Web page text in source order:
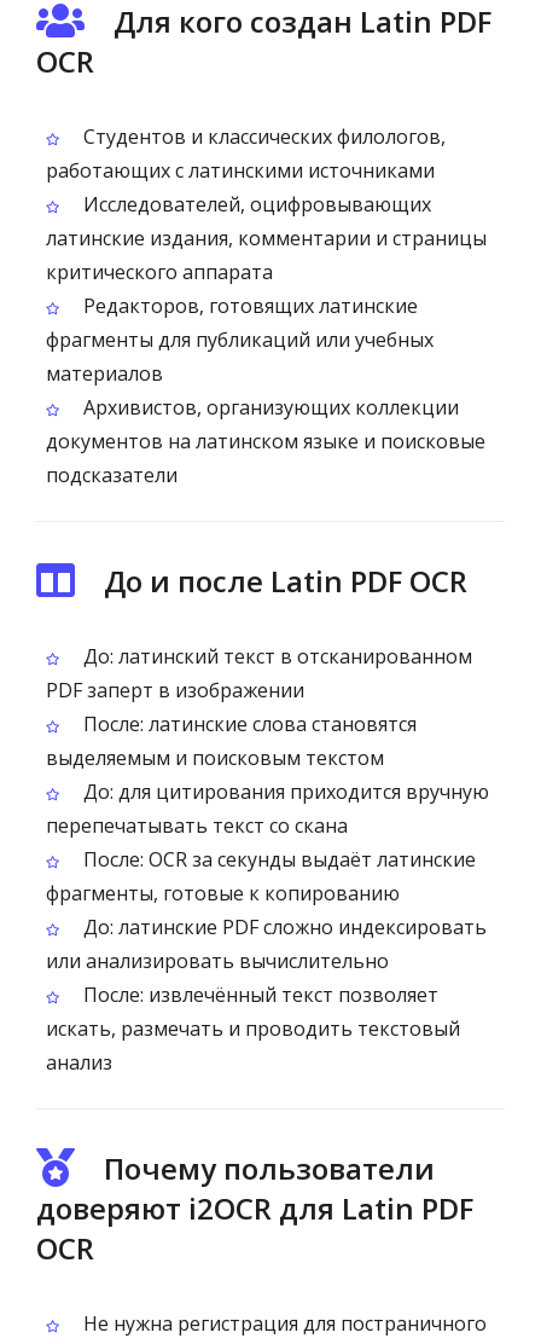
Для кого создан Latin PDF
OCR
Студентов и классических филологов,
работающих с латинскими источниками
Исследователей, оцифровывающих
латинские издания, комментарии и страницы
критического аппарата
Редакторов, готовящих латинские
фрагменты для публикаций или учебных
материалов
Архивистов, организующих коллекции
документов на латинском языке и поисковые
подсказатели
До и после Latin PDF OCR
До: латинский текст в отсканированном
PDF заперт в изображении
После: латинские слова становятся
выделяемым и поисковым текстом
До: для цитирования приходится вручную
перепечатывать текст со скана
После: OCR за секунды выдаёт латинские
фрагменты, готовые к копированию
До: латинские PDF сложно индексировать
или анализировать вычислительно
После: извлечённый текст позволяет
искать, размечать и проводить текстовый
анализ
Почему пользователи
доверяют i2OCR для Latin PDF
OCR
Не нужна регистрация для постраничного